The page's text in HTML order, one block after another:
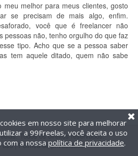
meu melhor para meus clientes, gosto
se precisam de mais algo, enfim.
você que é freelancer não
pessoas não, tenho orgulho do que faz
tipo. Acho que se a pessoa saber
tem aquele ditado, quem não sabe
Todos os direitos reservados.
uso| Política de privacidade
em nosso site para melhorar
a 99Freelas, você aceita o uso
a nossa política de privacidade.